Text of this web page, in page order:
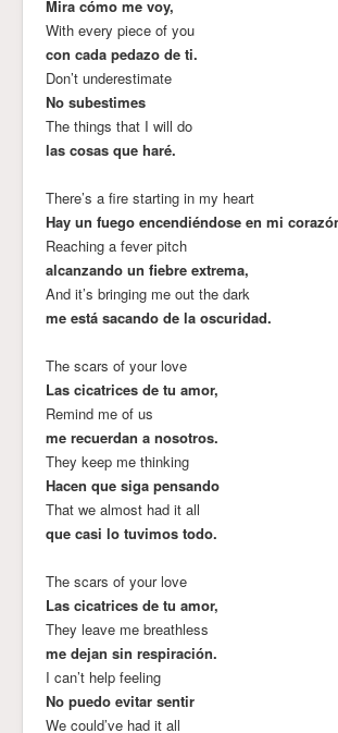
Mira cómo me voy,
With every piece of you
con cada pedazo de ti.
Don’t underestimate
No subestimes
The things that I will do
las cosas que haré.
There’s a fire starting in my heart
Hay un fuego encendiéndose en mi
Reaching a fever pitch
alcanzando un fiebre extrema,
And it’s bringing me out the dark
me está sacando de la oscuridad.
The scars of your love
Las cicatrices de tu amor,
Remind me of us
me recuerdan a nosotros.
They keep me thinking
Hacen que siga pensando
That we almost had it all
que casi lo tuvimos todo.
The scars of your love
Las cicatrices de tu amor,
They leave me breathless
me dejan sin respiración.
I can’t help feeling
No puedo evitar sentir
We could’ve had it all